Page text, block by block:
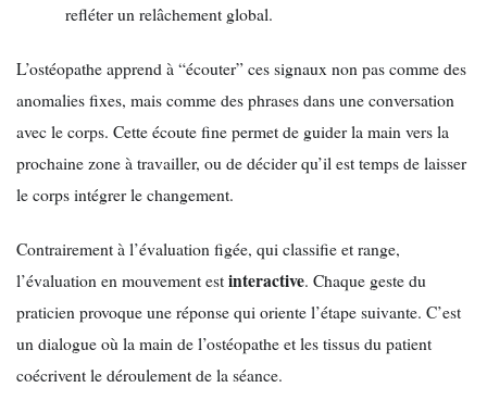
refléter un relâchement global.
L’ostéopathe apprend à “écouter” ces signaux non pas comme des
anomalies fixes, mais comme des phrases dans une conversation
avec le corps. Cette écoute fine permet de guider la main vers la
prochaine zone à travailler, ou de décider qu’il est temps de laisser
le corps intégrer le changement.
Contrairement à l’évaluation figée, qui classifie et range,
l’évaluation en mouvement estinteractive. Chaque geste du
praticien provoque une réponse qui oriente l’étape suivante. C’est
un dialogue où la main de l’ostéopathe et les tissus du patient
coécrivent le déroulement de la séance.